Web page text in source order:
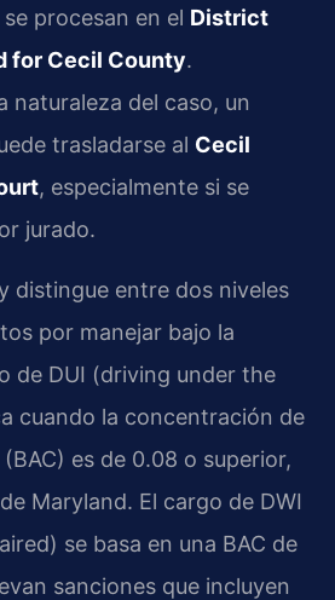
procesan en el District
for Cecil County.
naturaleza del caso, un
trasladarse al Cecil
, especialmente si se
jurado.
distingue entre dos niveles
por manejar bajo la
de DUI (driving under the
cuando la concentración de
es de 0.08 o superior,
Maryland. El cargo de DWI
se basa en una BAC de
sanciones que incluyen